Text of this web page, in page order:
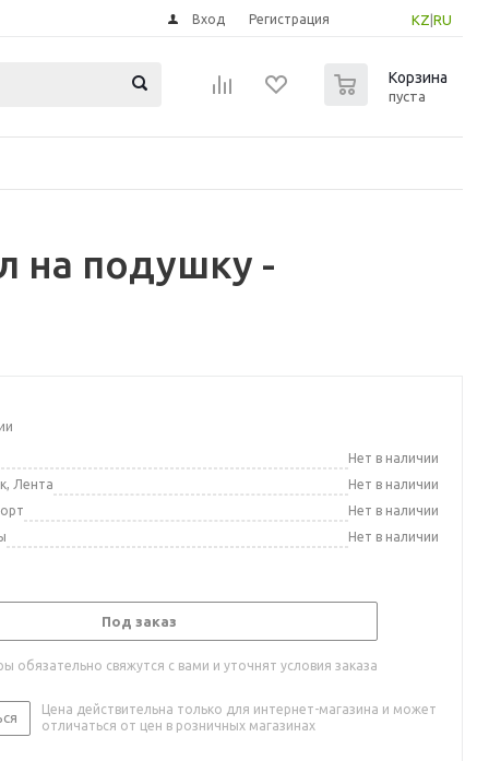
KZ RU
Вход Регистрация
Корзина
пуста
на подушку -
Нет в наличии
Лента
Нет в наличии
Нет в наличии
Нет в наличии
Под заказ
обязательно свяжутся с вами и уточнят условия заказа
Цена действительна только для интернет-магазина и может
отличаться от цен в розничных магазинах